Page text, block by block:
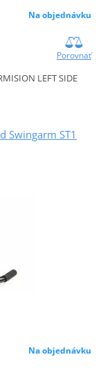
Na objednávku
Porovnať
LEFT SIDE
Swingarm ST1
Na objednávku